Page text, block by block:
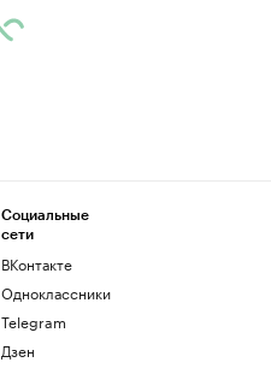
Социальные
сети
ВКонтакте
Одноклассники
Telegram
Дзен